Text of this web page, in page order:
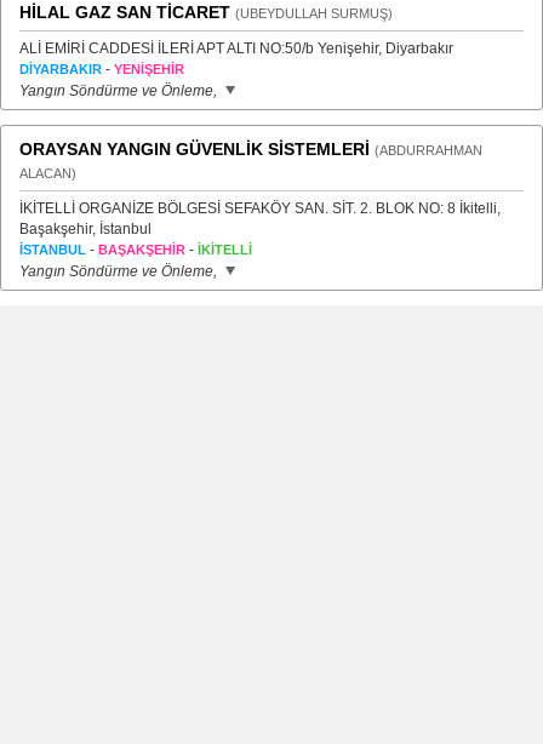
HİLAL GAZ SAN TİCARET (UBEYDULLAH SURMUŞ)
ALİ EMİRİ CADDESİ İLERİ APT ALTI NO:50/b Yenişehir, Diyarbakır
DİYARBAKIR - YENİŞEHİR
Yangın Söndürme ve Önleme,
ORAYSAN YANGIN GÜVENLİK SİSTEMLERİ (ABDURRAHMAN
ALACAN)
İKİTELLİ ORGANİZE BÖLGESİ SEFAKÖY SAN. SİT. 2. BLOK NO: 8 İkitelli,
Başakşehir, İstanbul
İSTANBUL - BAŞAKŞEHİR - İKİTELLİ
Yangın Söndürme ve Önleme,